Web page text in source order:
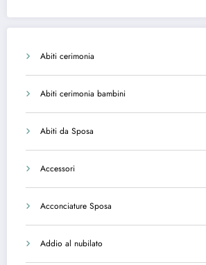
Abiti cerimonia
Abiti cerimonia bambini
Abiti da Sposa
Accessori
Acconciature Sposa
Addio al nubilato